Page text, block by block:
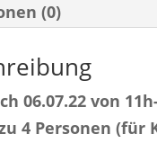
(0)
06.07.22 von
4 Personen (für